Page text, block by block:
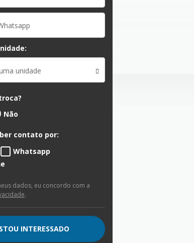
unidade
Não
contato por:
Whatsapp
dados, eu concordo com a
.
INTERESSADO